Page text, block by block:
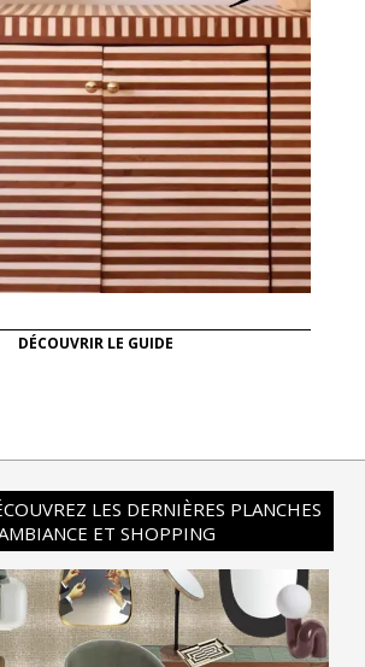
DÉCOUVRIR LE GUIDE
LES DERNIÈRES PLANCHES
ET SHOPPING